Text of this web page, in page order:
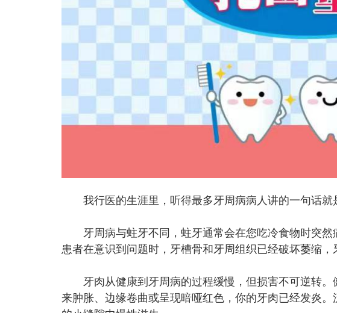
我行医的生涯里，听得最多牙周病病人讲的一句话就
牙周病与蛀牙不同，蛀牙通常会在您吃冷食物时突然
患者在意识到问题时，牙槽骨和牙周组织已经破坏萎缩，
牙肉从健康到牙周病的过程缓慢，但损害不可逆转。
来肿胀、边缘卷曲或呈现暗哑红色，你的牙肉已经发炎